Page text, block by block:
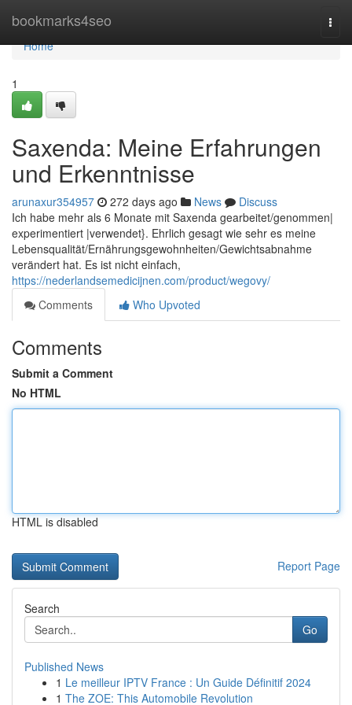
bookmarks4seo
Home
Home
1
Saxenda: Meine Erfahrungen
und Erkenntnisse
arunaxur354957 272 days ago News
Discuss
Ich habe mehr als 6 Monate mit Saxenda gearbeitet/genommen|
experimentiert |verwendet}. Ehrlich gesagt wie sehr es meine
Lebensqualität/Ernährungsgewohnheiten/Gewichtsabnahme
verändert hat. Es ist nicht einfach,
https://nederlandsemedicijnen.com/product/wegovy/
Comments
Who Upvoted
Comments
Submit a Comment
No HTML
HTML is disabled
Report Page
Search
Go
Published News
1 Le meilleur IPTV France : Un Guide Définitif 2024
1 The ZOE: This Automobile Revolution